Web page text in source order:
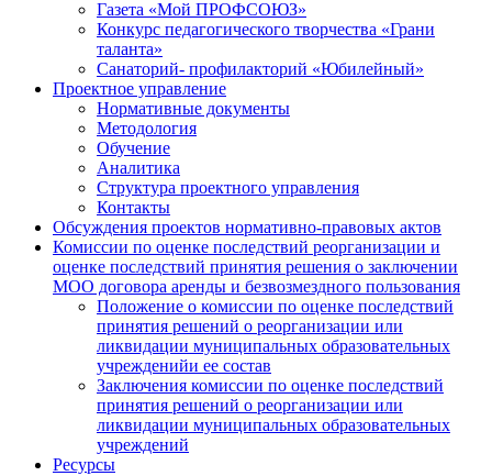
Газета «Мой ПРОФСОЮЗ»
Конкурс педагогического творчества «Грани
таланта»
Санаторий- профилакторий «Юбилейный»
Проектное управление
Нормативные документы
Методология
Обучение
Аналитика
Структура проектного управления
Контакты
Обсуждения проектов нормативно-правовых актов
Комиссии по оценке последствий реорганизации и
оценке последствий принятия решения о заключении
МОО договора аренды и безвозмездного пользования
Положение о комиссии по оценке последствий
принятия решений о реорганизации или
ликвидации муниципальных образовательных
учрежденийи ее состав
Заключения комиссии по оценке последствий
принятия решений о реорганизации или
ликвидации муниципальных образовательных
учреждений
Ресурсы